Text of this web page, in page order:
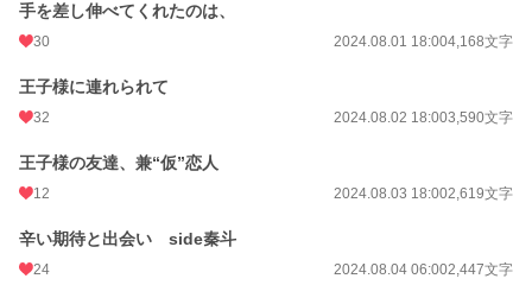
最初は【仮】のはずだった。
「結衣さん……って呼んでもいい？
だから、俺のことも名前で呼んでほしいな。」
「さっきので嫉妬したから、ちょっとだけ抱きしめられてて。」
今もどうしようもないくらい好きなんだ。」
手を差し伸べてくれたのは、
30 2024.08.01 18:004,168文字
王子様に連れられて
32 2024.08.02 18:003,590文字
王子様の友達、兼“仮”恋人
12 2024.08.03 18:002,619文字
辛い期待と出会い side秦斗
24 2024.08.04 06:002,447文字